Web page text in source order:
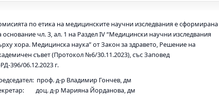
по етика на медицинските научни изследвания е сформирана
основание чл. 3, ал. 1 на Раздел IV “Медицински научни изследвания
хора. Медицинска наука” от Закон за здравето, Решение на
съвет (Протокол №6/30.11.2023), със Заповед
396/06.12.2023 г.
проф. д-р Владимир Гончев, дм
доц. д-р Марияна Йорданова, дм